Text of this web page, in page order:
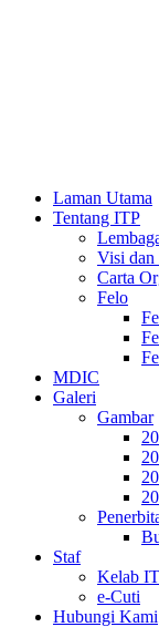
Laman Utama
Tentang ITP
Visi dan
Carta
Felo
MDIC
Galeri
Gambar
Staf
Kelab
e-Cuti
Hubungi Kami